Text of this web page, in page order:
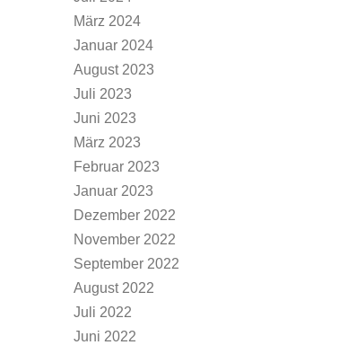
März 2024
Januar 2024
August 2023
Juli 2023
Juni 2023
März 2023
Februar 2023
Januar 2023
Dezember 2022
November 2022
September 2022
August 2022
Juli 2022
Juni 2022